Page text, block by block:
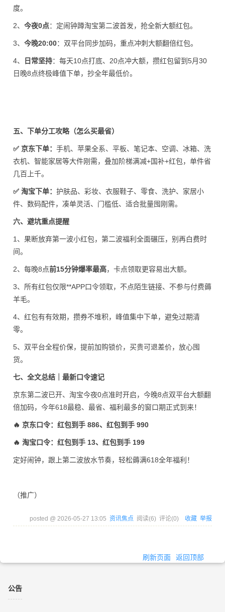
度。
2、 今夜0点：定闹钟蹲淘宝第二波首发，抢全新大额红包。
3、 今晚20:00：双平台同步加码，重点冲刺大额翻倍红包。
4、 日常坚持：每天10点打底、20点冲大额，攒红包留到5月30
日晚8点终极峰值下单，抄全年最低价。
五、下单分工攻略（怎么买最省）
✅ 京东下单： 手机、苹果全系、平板、笔记本、空调、冰箱、洗
衣机、智能家居等大件刚需，叠加阶梯满减+国补+红包，单件省
几百上千。
✅ 淘宝下单： 护肤品、彩妆、衣服鞋子、零食、洗护、家居小
件、数码配件，凑单灵活、门槛低、适合批量囤刚需。
六、避坑重点提醒
1、果断放弃第一波小红包，第二波福利全面碾压，别再白费时
间。
2、每晚8点前15分钟爆率最高，卡点领取更容易出大额。
3、所有红包仅限**APP口令领取，不点陌生链接、不参与付费薅
羊毛。
4、红包有有效期，攒券不堆积，峰值集中下单，避免过期清
零。
5、双平台全程价保，提前加购锁价，买贵可退差价，放心囤
货。
七、全文总结｜最新口令速记
京东第二波已开、淘宝今夜0点准时开启，今晚8点双平台大额翻
倍加码，今年618最稳、最省、福利最多的窗口期正式到来！
🔥 京东口令：红包到手 886、红包到手 990
🔥 淘宝口令：红包到手 13、红包到手 199
定好闹钟，跟上第二波放水节奏，轻松薅满618全年福利！
（推广）
posted @ 2026-05-27 13:05 资讯焦点 阅读(6) 评论(0) 收藏 举报
刷新页面 返回顶部
公告